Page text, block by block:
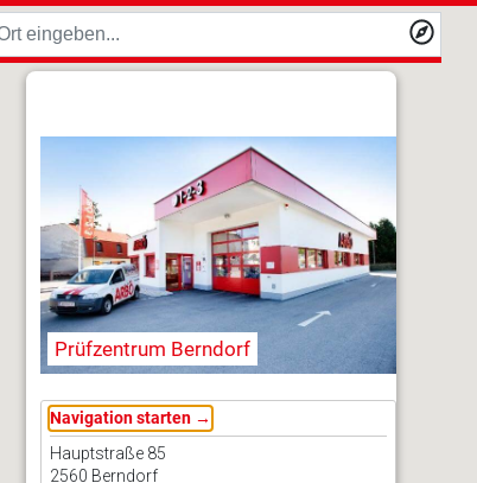
Prüfzentrum Berndorf
Navigation starten →
Hauptstraße 85
2560 Berndorf